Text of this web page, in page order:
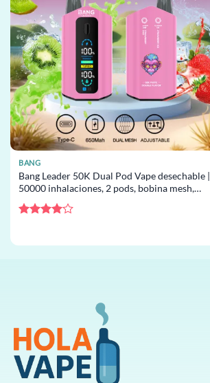
BANG
Bang Leader 50K Dual Pod Vape desechable |
50000 inhalaciones, 2 pods, bobina mesh,
desechable al por mayor
5